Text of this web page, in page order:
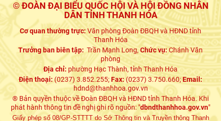
© ĐOÀN ĐẠI BIỂU QUỐC HỘI VÀ HỘI ĐỒNG NHÂN
DÂN TỈNH THANH HÓA
Cơ quan thường trực:Văn phòng Đoàn ĐBQH và HĐND tỉnh
Thanh Hóa
Trưởng ban biên tập: Trần Mạnh Long,Chức vụ:Chánh Văn
phòng
Địa chỉ: phường Hạc Thành, tỉnh Thanh Hóa
Điện thoại:(0237) 3.852.255;Fax:(0237) 3.750.660;Email:
hdnd@thanhhoa.gov.vn
® Bản quyền thuộc về Đoàn ĐBQH và HĐND tỉnh Thanh Hóa. Khi
phát hành thông tin đề nghị ghi rõ nguồn: "dbndthanhhoa.gov.vn"
Giấy phép số 08/GP-STTTT do Sở Thông tin và Truyền thông Thanh